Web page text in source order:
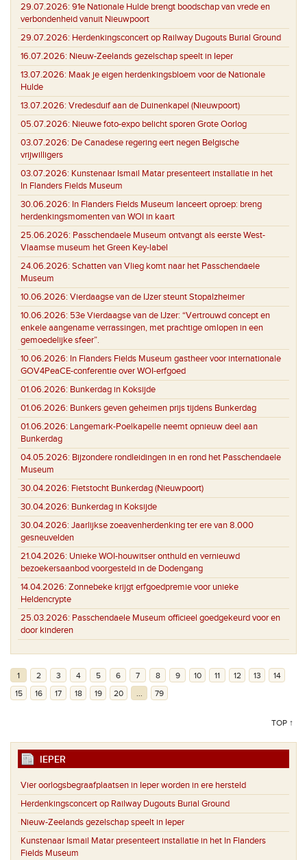
29.07.2026: 91e Nationale Hulde brengt boodschap van vrede en
verbondenheid vanuit Nieuwpoort
29.07.2026: Herdenkingsconcert op Railway Dugouts Burial Ground
16.07.2026: Nieuw-Zeelands gezelschap speelt in Ieper
13.07.2026: Maak je eigen herdenkingsbloem voor de Nationale
Hulde
13.07.2026: Vredesduif aan de Duinenkapel (Nieuwpoort)
05.07.2026: Nieuwe foto-expo belicht sporen Grote Oorlog
03.07.2026: De Canadese regering eert negen Belgische
vrijwilligers
03.07.2026: Kunstenaar Ismail Matar presenteert installatie in het
In Flanders Fields Museum
30.06.2026: In Flanders Fields Museum lanceert oproep: breng
herdenkingsmomenten van WOI in kaart
25.06.2026: Passchendaele Museum ontvangt als eerste West-
Vlaamse museum het Green Key-label
24.06.2026: Schatten van Vlieg komt naar het Passchendaele
Museum
10.06.2026: Vierdaagse van de IJzer steunt Stopalzheimer
10.06.2026: 53e Vierdaagse van de IJzer: “Vertrouwd concept en
enkele aangename verrassingen, met prachtige omlopen in een
gemoedelijke sfeer”.
10.06.2026: In Flanders Fields Museum gastheer voor internationale
GOV4PeaCE-conferentie over WOI-erfgoed
01.06.2026: Bunkerdag in Koksijde
01.06.2026: Bunkers geven geheimen prijs tijdens Bunkerdag
01.06.2026: Langemark-Poelkapelle neemt opnieuw deel aan
Bunkerdag
04.05.2026: Bijzondere rondleidingen in en rond het Passchendaele
Museum
30.04.2026: Fietstocht Bunkerdag (Nieuwpoort)
30.04.2026: Bunkerdag in Koksijde
30.04.2026: Jaarlijkse zoeavenherdenking ter ere van 8.000
gesneuvelden
21.04.2026: Unieke WOI-houwitser onthuld en vernieuwd
bezoekersaanbod voorgesteld in de Dodengang
14.04.2026: Zonnebeke krijgt erfgoedpremie voor unieke
Heldencrypte
25.03.2026: Passchendaele Museum officieel goedgekeurd voor en
door kinderen
1 2 3 4 5 6 7 8 9 10 11 12 13
14
15
16 17 18 19 20 79
TOP ↑
IEPER
Vier oorlogsbegraafplaatsen in Ieper worden in ere hersteld
Herdenkingsconcert op Railway Dugouts Burial Ground
Nieuw-Zeelands gezelschap speelt in Ieper
Kunstenaar Ismail Matar presenteert installatie in het In Flanders
Fields Museum